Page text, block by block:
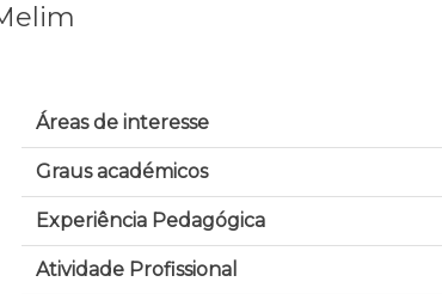
Áreas de interesse
Graus académicos
Experiência Pedagógica
Atividade Profissional